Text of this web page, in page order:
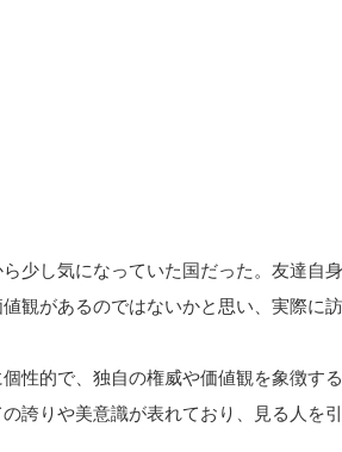
少し気になっていた国だった。友達自
観があるのではないかと思い、実際に
性的で、独自の権威や価値観を象徴す
誇りや美意識が表れており、見る人を